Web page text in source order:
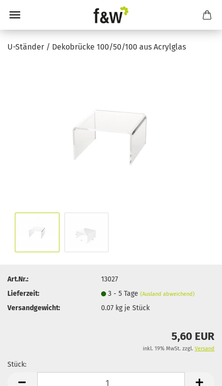
U-Ständer / Dekobrücke 100/50/100 aus Acrylglas
Art.Nr.:
13027
Lieferzeit:
3 - 5 Tage(Ausland abweichend)
Versandgewicht: 0.07 kg je Stück
5,60 EUR
inkl. 19% MwSt. zzgl. Versand
Stück: